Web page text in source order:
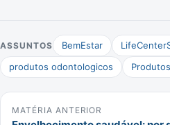
ASSUNTOS BemEstar
produtos odontologicos
MATÉRIA ANTERIOR